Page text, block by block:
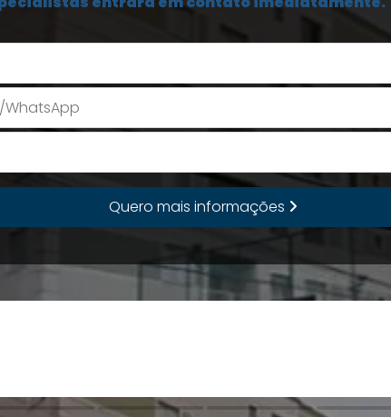
Quero mais informações